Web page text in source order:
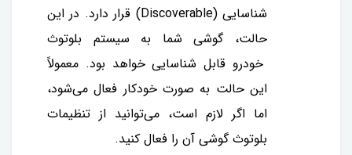
شناسایی (Discoverable) قرار دارد. در این
حالت، گوشی شما به سیستم بلوتوث
خودرو قابل شناسایی خواهد بود. معمولاً
این حالت به صورت خودکار فعال می‌شود،
اما اگر لازم است، می‌توانید از تنظیمات
بلوتوث گوشی آن را فعال کنید.